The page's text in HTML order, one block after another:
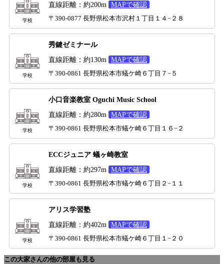
学校
直線距離：約200m MAPで確認
〒390-0877 長野県松本市沢村１丁目１４−２８
学校
秀鍵ゼミナール
直線距離：約130m MAPで確認
〒390-0861 長野県松本市蟻ケ崎６丁目７−５
学校
小口音楽教室 Oguchi Music School
直線距離：約280m MAPで確認
〒390-0861 長野県松本市蟻ケ崎６丁目１６−２
学校
ECCジュニア 蟻ヶ崎教室
直線距離：約297m MAPで確認
〒390-0861 長野県松本市蟻ケ崎６丁目２−１１
学校
アリス学習塾
直線距離：約402m MAPで確認
〒390-0861 長野県松本市蟻ケ崎６丁目１−２０
この大家さんの他の部屋も見る